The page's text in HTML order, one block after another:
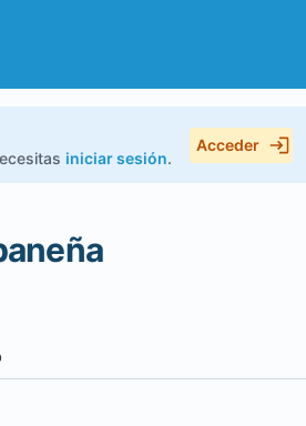
iniciar sesión.
Acceder